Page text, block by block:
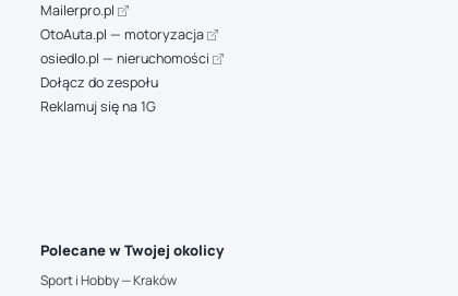
Mailerpro.pl
OtoAuta.pl — motoryzacja
osiedlo.pl — nieruchomości
Dołącz do zespołu
Reklamuj się na 1G
Polecane w Twojej okolicy
Sport i Hobby — Kraków